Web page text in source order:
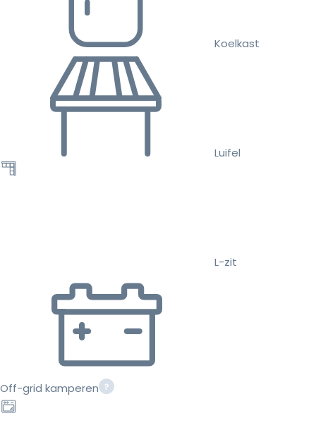
Koelkast
Luifel
L-zit
Off-grid kamperen